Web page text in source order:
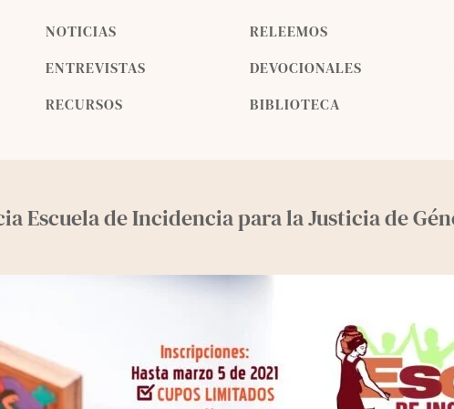
NOTICIAS
ENTREVISTAS
RECURSOS
RELEEMOS
DEVOCIONALES
BIBLIOTECA
Escuela de Incidencia para la Justicia de